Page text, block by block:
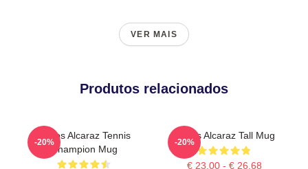
VER MAIS
Produtos relacionados
Carlos Alcaraz Tennis
Champion Mug
-20%
Carlos Alcaraz Tall Mug
€ 23,00 - € 26,68
-20%